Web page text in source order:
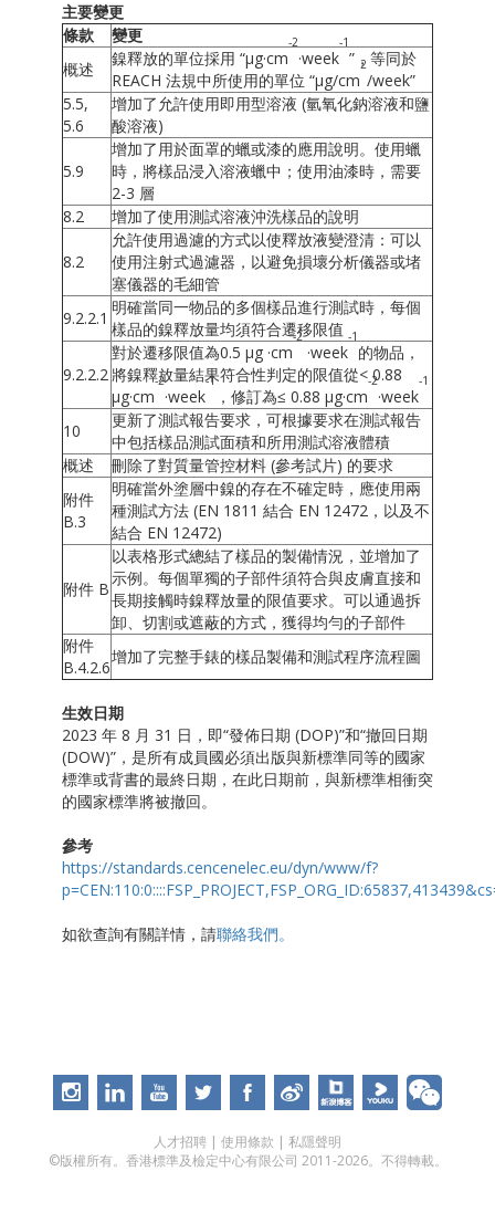
主要變更
條款
變更
概述
鎳釋放的單位採用 “µg·cm
-2
·week
-1
”，等同於
REACH 法規中所使用的單位 “µg/cm
2
/week”
5.5,
5.6
增加了允許使用即用型溶液 (氫氧化鈉溶液和鹽
酸溶液)
5.9
增加了用於面罩的蠟或漆的應用說明。使用蠟
時，將樣品浸入溶液蠟中；使用油漆時，需要
2-3 層
8.2
增加了使用測試溶液沖洗樣品的說明
8.2
允許使用過濾的方式以使釋放液變澄清：可以
使用注射式過濾器，以避免損壞分析儀器或堵
塞儀器的毛細管
9.2.2.1
明確當同一物品的多個樣品進行測試時，每個
樣品的鎳釋放量均須符合遷移限值
9.2.2.2
對於遷移限值為0.5 µg ·cm
-2
·week
-1
的物品，
將鎳釋放量結果符合性判定的限值從< 0.88
µg·cm
-2
·week
-1
，修訂為≤ 0.88 µg·cm
-2
·week
-1
10
更新了測試報告要求，可根據要求在測試報告
中包括樣品測試面積和所用測試溶液體積
概述
刪除了對質量管控材料 (參考試片) 的要求
附件
B.3
明確當外塗層中鎳的存在不確定時，應使用兩
種測試方法 (EN 1811 結合 EN 12472，以及不
結合 EN 12472)
附件 B
以表格形式總結了樣品的製備情況，並增加了
示例。每個單獨的子部件須符合與皮膚直接和
長期接觸時鎳釋放量的限值要求。可以通過拆
卸、切割或遮蔽的方式，獲得均勻的子部件
附件
B.4.2.6
增加了完整手錶的樣品製備和測試程序流程圖
生效日期
2023 年 8 月 31 日，即“發佈日期 (DOP)”和“撤回日期
(DOW)”，是所有成員國必須出版與新標準同等的國家
標準或背書的最終日期，在此日期前，與新標準相衝突
的國家標準將被撤回。
參考
https://standards.cencenelec.eu/dyn/www/f?
如欲查詢有關詳情，請聯絡我們。
人才招聘 | 使用條款 | 私隱聲明
©版權所有。香港標準及檢定中心有限公司 2011-2026。不得轉載。